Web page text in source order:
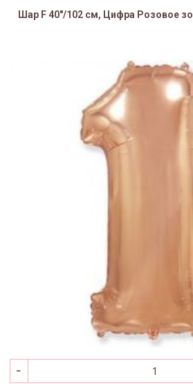
Шар F 40"/102 см, Цифра Розовое